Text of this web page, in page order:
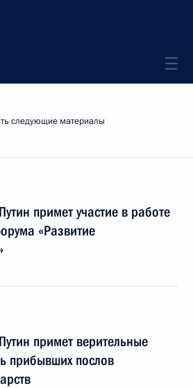
следующие материалы
примет участие в работе
«Развитие
примет верительные
прибывших послов